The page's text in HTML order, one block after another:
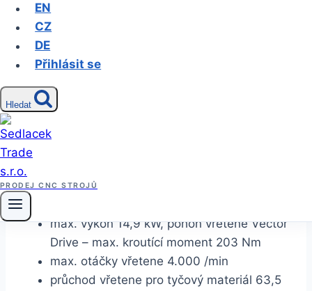
EN
CZ
DE
Přihlásit se
Hledat
PRODEJ CNC STROJŮ
ST – 20Y
max. Ø soustružení dle typu revolveru: —-
BMT Ø298 mm
max. délka soustružení 572 mm (dle
zvoleného upínání)
oběžný průměr nad příčným suportem 533
mm
m/min
max. výkon 14,9 kW, pohon vřetene Vector
Drive – max. kroutící moment 203 Nm
max. otáčky vřetene 4.000 /min
průchod vřetene pro tyčový materiál 63,5